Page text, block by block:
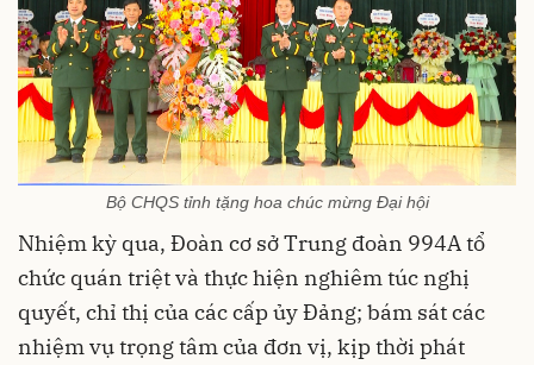
Bộ CHQS tỉnh tặng hoa chúc mừng Đại hội
Nhiệm kỳ qua, Đoàn cơ sở Trung đoàn 994A tổ
chức quán triệt và thực hiện nghiêm túc nghị
quyết, chỉ thị của các cấp ủy Đảng; bám sát các
nhiệm vụ trọng tâm của đơn vị, kịp thời phát